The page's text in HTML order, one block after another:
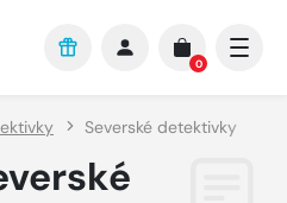
0
Severské detektivky